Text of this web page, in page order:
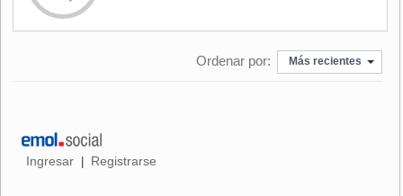
198 están la protección efectiva contra todas las formas de
abuso, acoso y violencia; información comprensible sobre
los términos y condiciones del empleo; aplicación de edad
mínima; respeto a su privacidad a quienes trabajan puertas
Valeria Ambrosio afirma que en Chile, la situación de las
Ordenar por: Más recientes
Ingresar Registrarse